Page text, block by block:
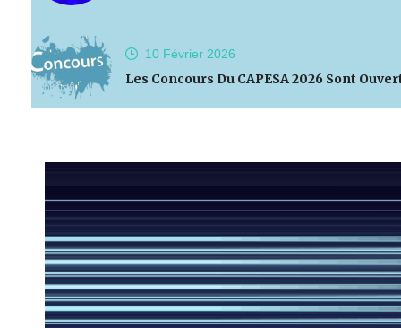
10 Février 2026
Les Concours Du CAPESA 2026 Sont